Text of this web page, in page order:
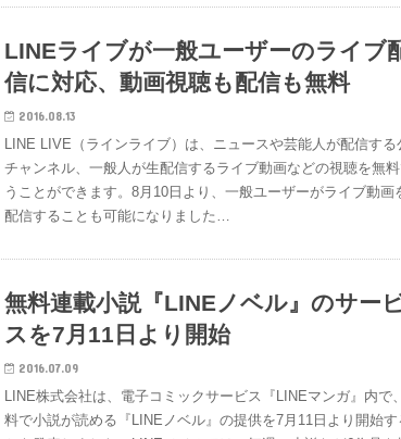
LINEライブが一般ユーザーのライブ
信に対応、動画視聴も配信も無料
2016.08.13
LINE LIVE（ラインライブ）は、ニュースや芸能人が配信する
チャンネル、一般人が生配信するライブ動画などの視聴を無
うことができます。8月10日より、一般ユーザーがライブ動画
配信することも可能になりました…
無料連載小説『LINEノベル』のサー
スを7月11日より開始
2016.07.09
LINE株式会社は、電子コミックサービス『LINEマンガ』内で
料で小説が読める『LINEノベル』の提供を7月11日より開始す